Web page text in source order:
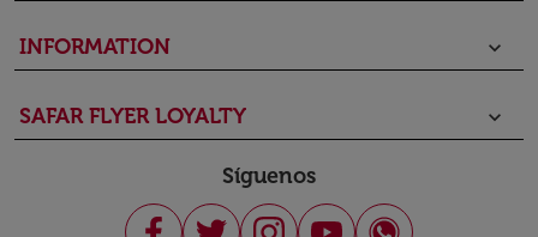
INFORMATION keyboard_arrow_down
SAFAR FLYER LOYALTY keyboard_arrow_down
Síguenos